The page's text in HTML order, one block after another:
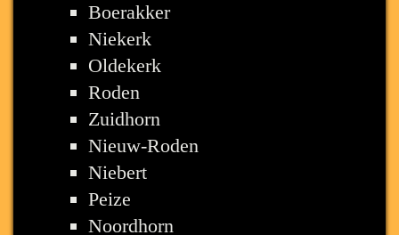
Boerakker
Niekerk
Oldekerk
Roden
Zuidhorn
Nieuw-Roden
Niebert
Peize
Noordhorn